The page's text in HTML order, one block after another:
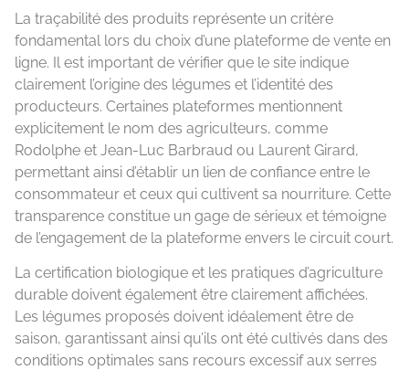
La traçabilité des produits représente un critère
fondamental lors du choix d’une plateforme de vente en
ligne. Il est important de vérifier que le site indique
clairement l’origine des légumes et l’identité des
producteurs. Certaines plateformes mentionnent
explicitement le nom des agriculteurs, comme
Rodolphe et Jean-Luc Barbraud ou Laurent Girard,
permettant ainsi d’établir un lien de confiance entre le
consommateur et ceux qui cultivent sa nourriture. Cette
transparence constitue un gage de sérieux et témoigne
de l’engagement de la plateforme envers le circuit court.
La certification biologique et les pratiques d’agriculture
durable doivent également être clairement affichées.
Les légumes proposés doivent idéalement être de
saison, garantissant ainsi qu’ils ont été cultivés dans des
conditions optimales sans recours excessif aux serres